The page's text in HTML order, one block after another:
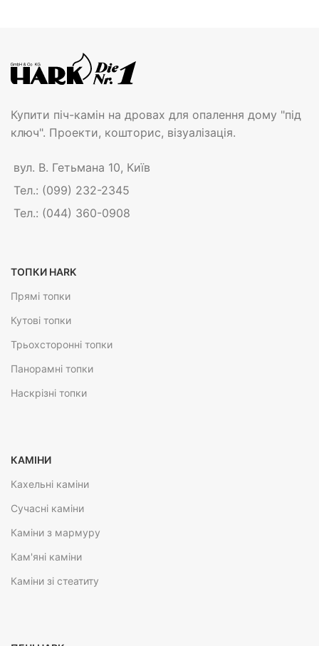
Купити піч-камін на дровах для опалення дому "під
ключ". Проекти, кошторис, візуалізація.
вул. В. Гетьмана 10, Київ
Тел.: (099) 232-2345
Тел.: (044) 360-0908
ТОПКИ HARK
Прямі топки
Кутові топки
Трьохсторонні топки
Панорамні топки
Наскрізні топки
КАМІНИ
Кахельні каміни
Сучасні каміни
Каміни з мармуру
Кам'яні каміни
Каміни зі стеатиту